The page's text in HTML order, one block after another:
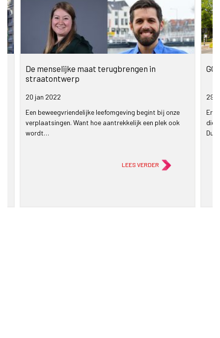
De menselijke maat terugbrengen in
straatontwerp
20 jan 2022
Een beweegvriendelijke leefomgeving begint bij onze
verplaatsingen. Want hoe aantrekkelijk een plek ook
wordt…
LEES VERDER
29
Er
die